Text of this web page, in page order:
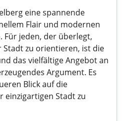
eine spannende
Flair und modernen
Für jeden, der überlegt,
zu orientieren, ist die
das vielfältige Angebot an
Argument. Es
Blick auf die
einzigartigen Stadt zu